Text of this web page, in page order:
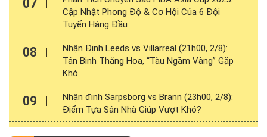
07
Cập Nhật Phong Độ & Cơ Hội Của 6 Đội
Tuyển Hàng Đầu
08
Nhận Định Leeds vs Villarreal (21h00, 2/8):
Tân Binh Thăng Hoa, “Tàu Ngầm Vàng” Gặp
Khó
09
Nhận định Sarpsborg vs Brann (23h00, 2/8):
Điểm Tựa Sân Nhà Giúp Vượt Khó?